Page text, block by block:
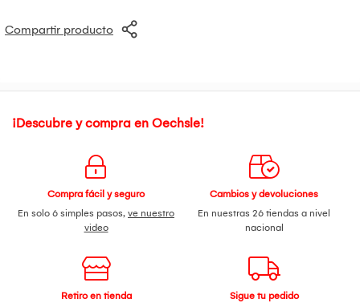
Compartir producto
¡Descubre y compra en Oechsle!
Compra fácil y seguro
En solo 6 simples pasos, ve nuestro
video
Cambios y devoluciones
En nuestras 26 tiendas a nivel
nacional
Retiro en tienda
Sigue tu pedido